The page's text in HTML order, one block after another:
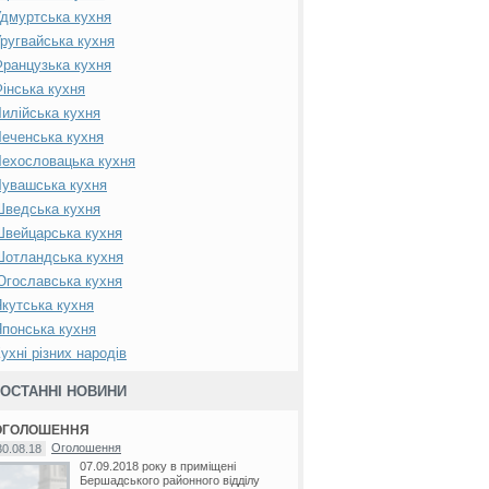
кухня
кухня
кухня
кухня
кухня
кухня
кухня
кухня
Шведська кухня
Швейцарська кухня
Шотландська кухня
кухня
кухня
кухня
різних народів
ОСТАННІ НОВИНИ
Оголошення
07.09.2018 року в приміщені
Бершадського районного відділу